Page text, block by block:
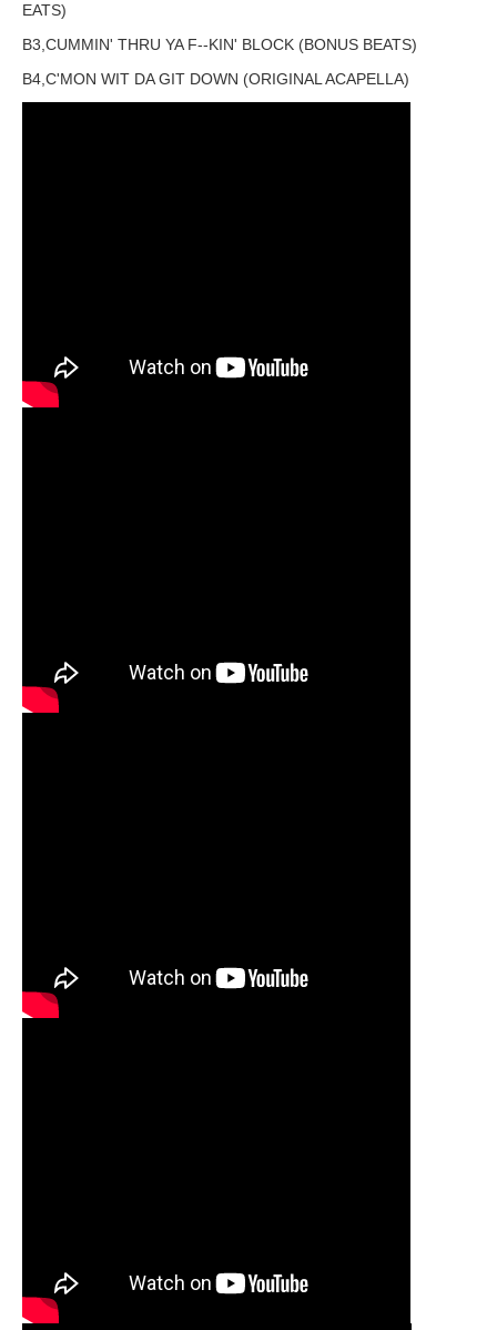
EATS)
B3,CUMMIN' THRU YA F--KIN' BLOCK (BONUS BEATS)
B4,C'MON WIT DA GIT DOWN (ORIGINAL ACAPELLA)